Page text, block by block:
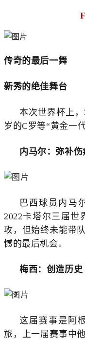
传奇的最后一舞
新秀的绝佳舞台
本次世界杯上
岁的C罗等“黄金一
内马尔：弥补伤
巴西球员内马
2022卡塔尔三届世
攻，但始终未能带
憾的最后机会。
梅西：创造历史
这届赛事是阿
旅，上一届赛事中